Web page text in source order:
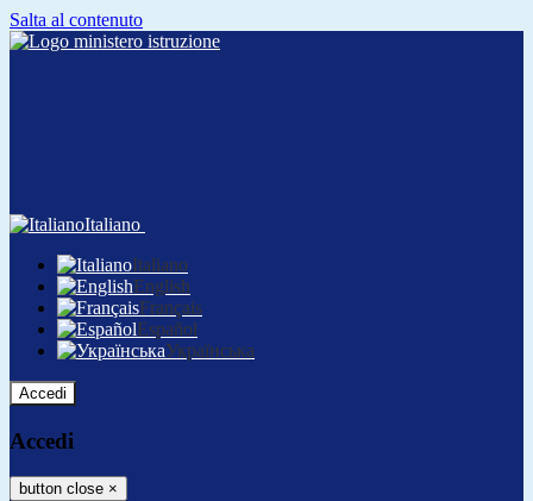
Salta al contenuto
Italiano
Italiano
English
Français
Español
Українська
Accedi
Accedi
button close ×